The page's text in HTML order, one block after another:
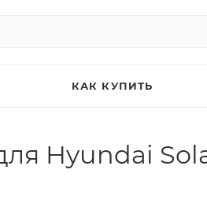
КАК КУПИТЬ
Hyundai